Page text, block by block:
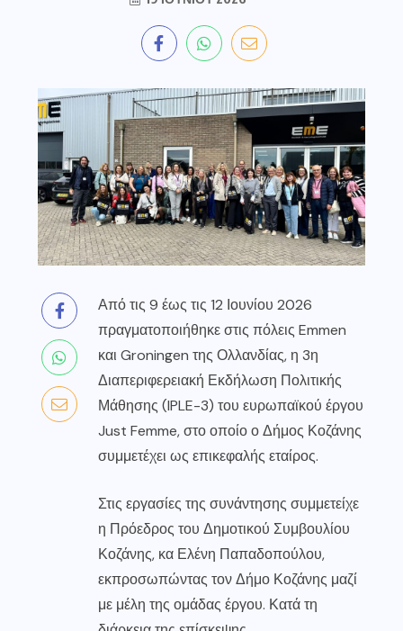
Από τις 9 έως τις 12 Ιουνίου 2026
πραγματοποιήθηκε στις πόλεις Emmen
και Groningen της Ολλανδίας, η 3η
Διαπεριφερειακή Εκδήλωση Πολιτικής
Μάθησης (IPLE-3) του ευρωπαϊκού έργου
Just Femme, στο οποίο ο Δήμος Κοζάνης
συμμετέχει ως επικεφαλής εταίρος.
Στις εργασίες της συνάντησης συμμετείχε
η Πρόεδρος του Δημοτικού Συμβουλίου
Κοζάνης, κα Ελένη Παπαδοπούλου,
εκπροσωπώντας τον Δήμο Κοζάνης μαζί
με μέλη της ομάδας έργου. Κατά τη